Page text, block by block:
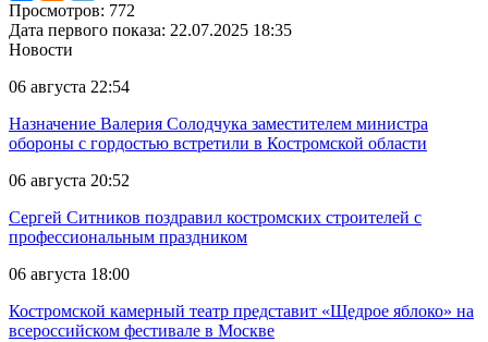
Просмотров: 772
Дата первого показа: 22.07.2025 18:35
Новости
06 августа 22:54
Назначение Валерия Солодчука заместителем министра
обороны с гордостью встретили в Костромской области
06 августа 20:52
Сергей Ситников поздравил костромских строителей с
профессиональным праздником
06 августа 18:00
Костромской камерный театр представит «Щедрое яблоко» на
всероссийском фестивале в Москве